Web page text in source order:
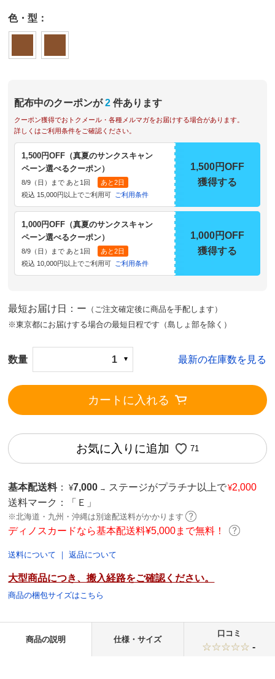
色・型：
配布中のクーポンが 2 件あります
クーポン獲得でおトクメール・各種メルマガをお届けする場合があります。
詳しくはご利用条件をご確認ください。
1,500円OFF（真夏のサンクスキャン
ペーン選べるクーポン）
8/9（日）まで あと1回
あと2日
税込 15,000円以上でご利用可
ご利用条件
1,500円OFF
獲得する
1,000円OFF（真夏のサンクスキャン
ペーン選べるクーポン）
8/9（日）まで あと1回
あと2日
税込 10,000円以上でご利用可
ご利用条件
1,000円OFF
獲得する
最短お届け日：ー （ご注文確定後に商品を手配します）
※東京都にお届けする場合の最短日程です（島しょ部を除く）
数量 1 最新の在庫数を見る
カートに入れる
お気に入りに追加 71
基本配送料 ： ¥7,000 → ステージがプラチナ以上で¥2,000
送料マーク：
「Ｅ」
※北海道・九州・沖縄は別途配送料がかかります
ディノスカードなら基本配送料¥5,000まで無料！
送料について ｜返品について
大型商品につき、搬入経路をご確認ください。
商品の梱包サイズはこちら
商品の説明 仕様・サイズ
口コミ
-